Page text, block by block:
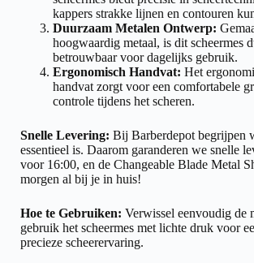
kappers strakke lijnen en contouren
Duurzaam Metalen Ontwerp:
hoogwaardig metaal, is dit scheermes
betrouwbaar voor dagelijks gebruik.
Ergonomisch Handvat: Het
handvat zorgt voor een comfortabele
controle tijdens het scheren.
Snelle Levering: Bij Barberdepot begrijpen
essentieel is. Daarom garanderen we snelle
voor 16:00, en de Changeable Blade Metal
morgen al bij je in huis!
Hoe te Gebruiken: Verwissel eenvoudig de
gebruik het scheermes met lichte druk voor
precieze scheerervaring.